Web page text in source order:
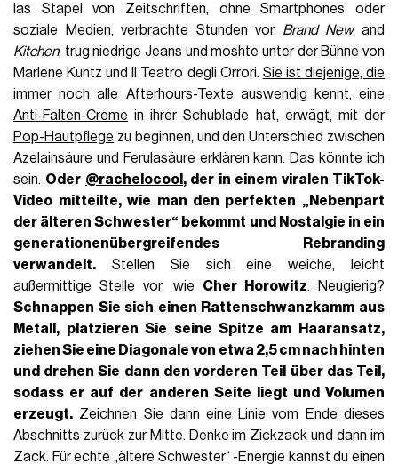
las Stapel von Zeitschriften, ohne Smartphones oder
soziale Medien, verbrachte Stunden vor Brand Newand
Kitchen, trug niedrige Jeans und moshte unter der Bühne von
Marlene Kuntz und Il Teatro degli Orrori. Sie ist diejenige, die
immer noch alle Afterhours-Texte auswendig kennt, eine
Anti-Falten-Creme in ihrer Schublade hat, erwägt, mit der
Pop-Hautpflege zu beginnen, und den Unterschied zwischen
Azelainsäure und Ferulasäure erklären kann. Das könnte ich
sein. Oder @rachelocool , der in einem viralen TikTok-
Video mitteilte, wie man den perfekten „Nebenpart
der älteren Schwester“ bekommt und Nostalgie in ein
generationenübergreifendes Rebranding
verwandelt. Stellen Sie sich eine weiche, leicht
außermittige Stelle vor, wie Cher Horowitz. Neugierig?
Schnappen Sie sich einen Rattenschwanzkamm aus
Metall , platzieren Sie seine Spitze am Haaransatz,
ziehen Sie eine Diagonale von etwa 2,5 cm nach hinten
und drehen Sie dann den vorderen Teil über das Teil,
sodass er auf der anderen Seite liegt und Volumen
erzeugt. Zeichnen Sie dann eine Linie vom Ende dieses
Abschnitts zurück zur Mitte. Denke im Zickzack und dann im
Zack. Für echte „ältere Schwester“ -Energie kannst du einen